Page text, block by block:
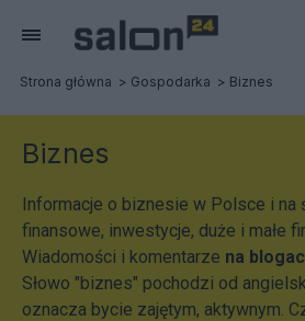
Strona główna Gospodarka Biznes
Biznes
Informacje o biznesie w Polsce i na
finansowe, inwestycje, duże i małe
Wiadomości i komentarze na
Słowo "biznes" pochodzi od
oznacza bycie zajętym, aktywnym.